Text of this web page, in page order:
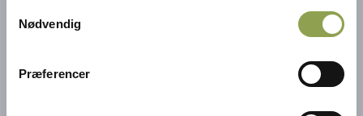
Nødvendig
Præferencer